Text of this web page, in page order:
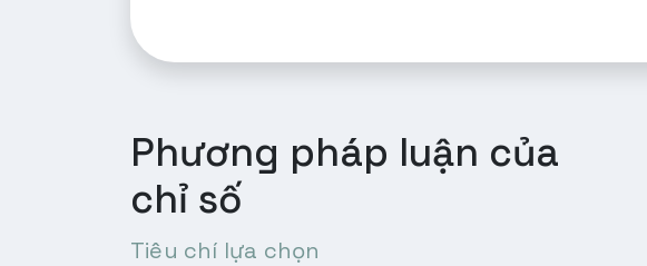
Phương pháp luận của
chỉ số
Tiêu chí lựa chọn